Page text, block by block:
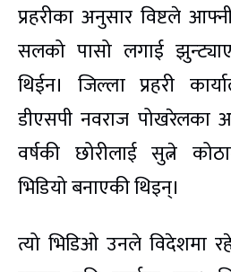
प्रहरीका अनुसार विष्टले
सलको पासो लगाई
थिईन। जिल्ला प्रहरी
डीएसपी नवराज पोखरेलका
वर्षकी छोरीलाई सुत्ने
भिडियो बनाएकी थिइन्।
त्यो भिडिओ उनले विदेशमा